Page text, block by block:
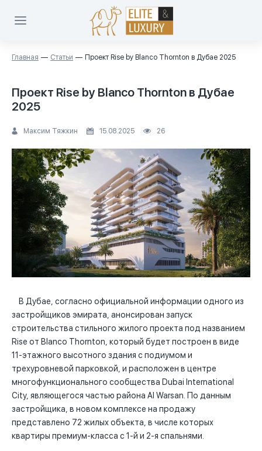
Главная Статьи Проект Rise by Blanco Thornton в Дубае 2025
Проект Rise by Blanco Thornton в Дубае
2025
Максим Тяжкин 15.08.2025 26
В Дубае, согласно официальной информации одного из
застройщиков эмирата, анонсирован запуск
строительства стильного жилого проекта под названием
Rise от Blanco Thornton, который будет построен в виде
11-этажного высотного здания с подиумом и
трехуровневой парковкой, и расположен в центре
многофункционального сообщества Dubai International
City, являющегося частью района Al Warsan. По данным
застройщика, в новом комплексе на продажу
представлено 72 жилых объекта, в числе которых
квартиры премиум-класса с 1-й и 2-я спальнями.